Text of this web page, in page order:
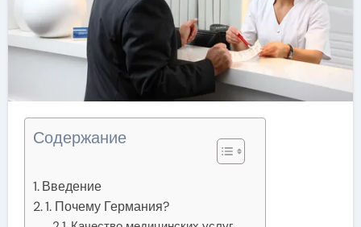
Содержание
Введение
1. Почему Германия?